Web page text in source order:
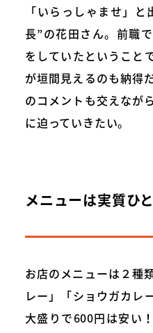
「いらっしゃませ」
長”の花田さん。前職
をしていたということ
が垣間見えるのも納得
のコメントも交えなが
に迫っていきたい。
メニューは実質ひ
お店のメニューは２種
レー」「ショウガカレ
大盛りで600円は安い